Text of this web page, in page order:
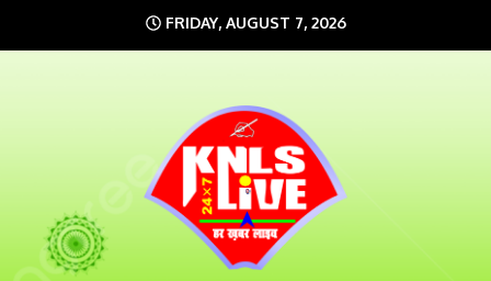
to
FRIDAY, AUGUST 7, 2026